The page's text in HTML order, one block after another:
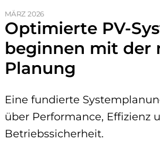
MÄRZ 2026
Optimierte PV-
beginnen mit der
Planung
Eine fundierte
über Performance, Effizienz
Betriebssicherheit.